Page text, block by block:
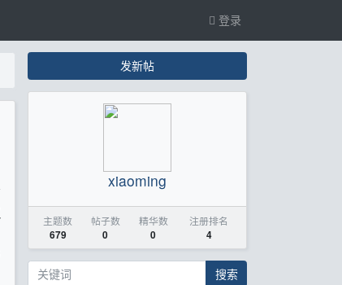
登录
发新帖
xiaoming
主题数
679
帖子数
0
精华数
0
注册排名
4
搜索